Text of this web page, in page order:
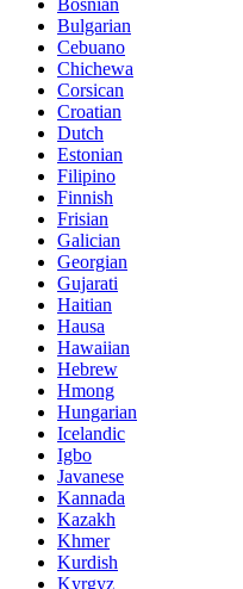
Bosnian
Bulgarian
Cebuano
Chichewa
Corsican
Croatian
Dutch
Estonian
Filipino
Finnish
Frisian
Galician
Georgian
Gujarati
Haitian
Hausa
Hawaiian
Hebrew
Hmong
Hungarian
Icelandic
Igbo
Javanese
Kannada
Kazakh
Khmer
Kurdish
Kyrgyz